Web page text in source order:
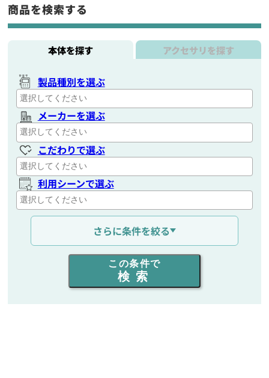
商品を検索する
本体を探す アクセサリを探す
製品種別を選ぶ
メーカーを選ぶ
こだわりで選ぶ
利用シーンで選ぶ
通信距離を選ぶ
出力を選ぶ
同時通話人数を選ぶ
さらに条件を絞る
この条件で
検索